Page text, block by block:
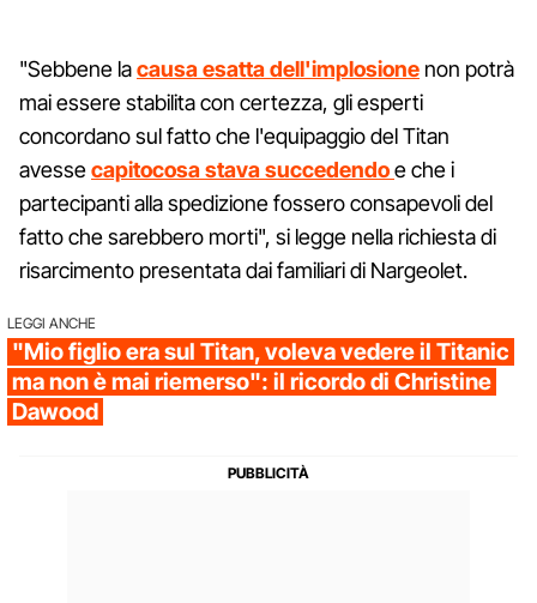
"Sebbene lacausaesatta dell'implosione non potrà
mai essere stabilita con certezza, gli esperti
concordano sul fatto che l'equipaggio del Titan
avessecapitocosa stava succedendoe che i
partecipanti alla spedizione fossero consapevoli del
fatto che sarebbero morti", si legge nella richiesta di
risarcimento presentata dai familiari di Nargeolet.
LEGGI ANCHE
"Mio figlio era sul Titan, voleva vedere il Titanic
ma non è mai riemerso": il ricordo di Christine
Dawood